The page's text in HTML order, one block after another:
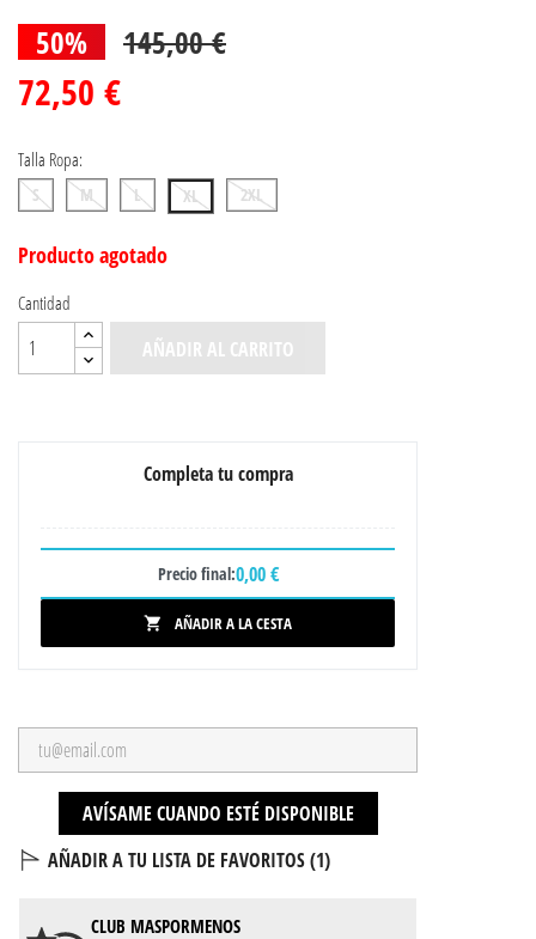
50% 145,00 €
72,50 €
Talla Ropa:
S M L XL 2XL
Producto agotado
Cantidad
AÑADIR AL CARRITO
Completa tu compra
Precio final:0,00 €
 AÑADIR A LA CESTA
AVÍSAME CUANDO ESTÉ DISPONIBLE
AÑADIR A TU LISTA DE FAVORITOS (1)
CLUB MASPORMENOS